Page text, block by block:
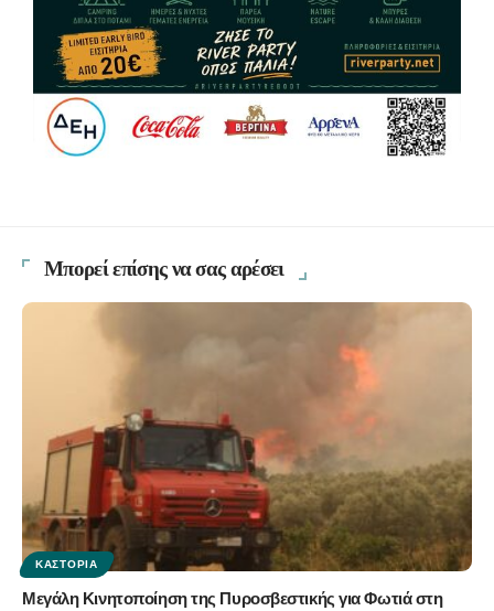
Μπορεί επίσης να σας αρέσει
ΚΑΣΤΟΡΙΆ
Μεγάλη Κινητοποίηση της Πυροσβεστικής για Φωτιά στη